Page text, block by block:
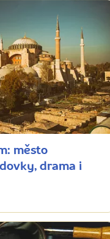
město
drama i